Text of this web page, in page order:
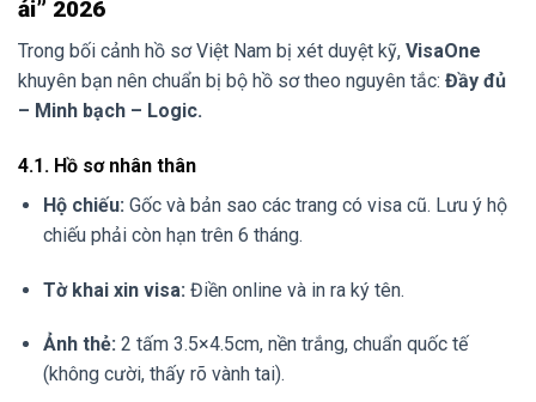
ải” 2026
Trong bối cảnh hồ sơ Việt Nam bị xét duyệt kỹ, VisaOne
khuyên bạn nên chuẩn bị bộ hồ sơ theo nguyên tắc: Đầy đủ
– Minh bạch – Logic.
4.1. Hồ sơ nhân thân
Hộ chiếu: Gốc và bản sao các trang có visa cũ. Lưu ý hộ
chiếu phải còn hạn trên 6 tháng.
Tờ khai xin visa: Điền online và in ra ký tên.
Ảnh thẻ: 2 tấm 3.5×4.5cm, nền trắng, chuẩn quốc tế
(không cười, thấy rõ vành tai).